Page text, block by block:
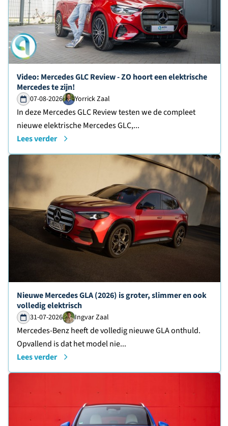
Lees verder over
Video: Mercedes GLC Review - ZO hoort een elektrische
Mercedes te zijn!
07-08-2026 Yorrick Zaal
In deze Mercedes GLC Review testen we de compleet
nieuwe elektrische Mercedes GLC,...
Lees verder
Lees verder over
Nieuwe Mercedes GLA (2026) is groter, slimmer en ook
volledig elektrisch
31-07-2026 Ingvar Zaal
Mercedes-Benz heeft de volledig nieuwe GLA onthuld.
Opvallend is dat het model nie...
Lees verder